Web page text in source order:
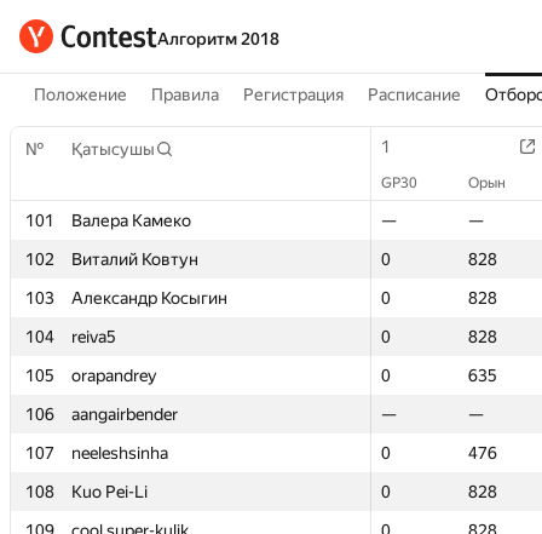
Алгоритм 2018
Положение Правила Регистрация Расписание
№ Қатысушы 1
GP30 Орын
101 Валера Камеко —
—
102
Виталий Ковтун 0
828
103
Александр Косыгин 0
828
104
reiva5 0
828
105
orapandrey 0
635
106
aangairbender —
—
107
neeleshsinha 0
476
108
Kuo Pei-Li 0
828
№ Қатысушы 1
GP30 Орын
101 Валера Камеко —
—
102
Виталий Ковтун 0
828
103
Александр Косыгин 0
828
104
reiva5 0
828
105
orapandrey 0
635
106
aangairbender —
—
107
neeleshsinha 0
476
108
Kuo Pei-Li 0
828